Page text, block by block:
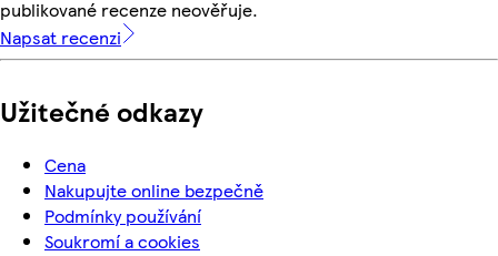
publikované recenze neověřuje.
Napsat recenzi
Užitečné odkazy
Cena
Nakupujte online bezpečně
Podmínky používání
Soukromí a cookies